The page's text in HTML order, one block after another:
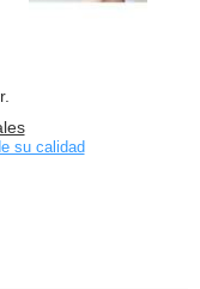
su calidad